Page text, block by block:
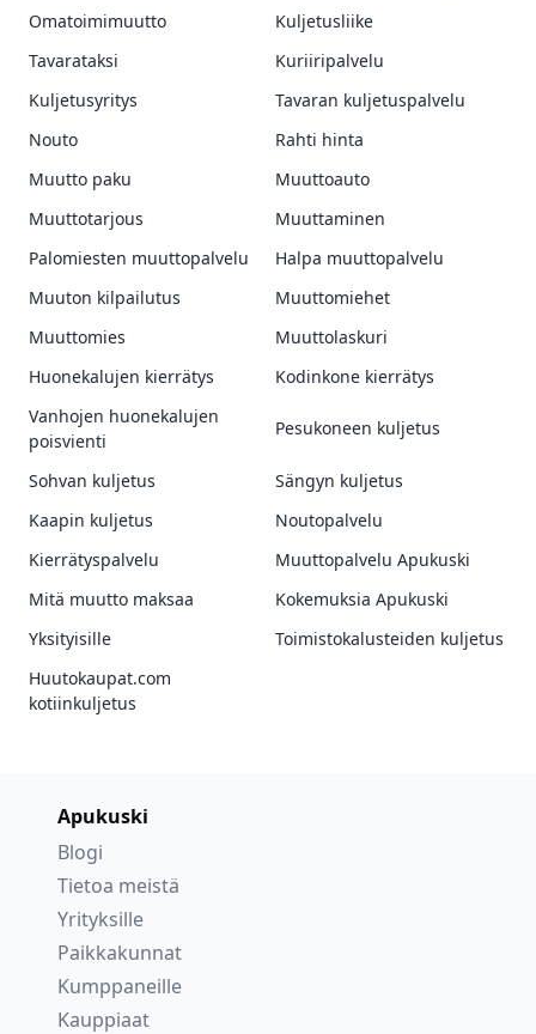
Omatoimimuutto
Kuljetusliike
Tavarataksi
Kuriiripalvelu
Kuljetusyritys
Tavaran kuljetuspalvelu
Nouto
Rahti hinta
Muutto paku
Muuttoauto
Muuttotarjous
Muuttaminen
Palomiesten muuttopalvelu
Halpa muuttopalvelu
Muuton kilpailutus
Muuttomiehet
Muuttomies
Muuttolaskuri
Huonekalujen kierrätys
Kodinkone kierrätys
Vanhojen huonekalujen
poisvienti
Pesukoneen kuljetus
Sohvan kuljetus
Sängyn kuljetus
Kaapin kuljetus
Noutopalvelu
Kierrätyspalvelu
Muuttopalvelu Apukuski
Mitä muutto maksaa
Kokemuksia Apukuski
Yksityisille
Toimistokalusteiden kuljetus
Huutokaupat.com
kotiinkuljetus
Apukuski
Blogi
Tietoa meistä
Yrityksille
Paikkakunnat
Kumppaneille
Kauppiaat